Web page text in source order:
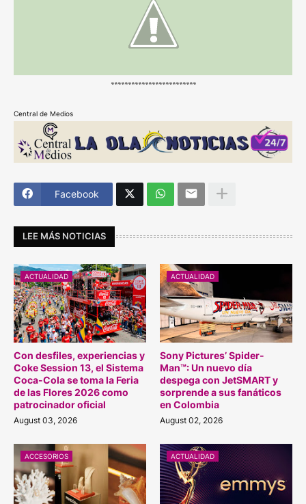
*************************
Central de Medios
Facebook
LEE MÁS NOTICIAS
ACTUALIDAD
Con desfiles, experiencias y
Coke Session 13, el Sistema
Coca-Cola se toma la Feria
de las Flores 2026 como
patrocinador oficial
August 03, 2026
ACTUALIDAD
Sony Pictures’ Spider-
Man™: Un nuevo día
despega con JetSMART y
sorprende a sus fanáticos
en Colombia
August 02, 2026
ACCESORIOS ACTUALIDAD